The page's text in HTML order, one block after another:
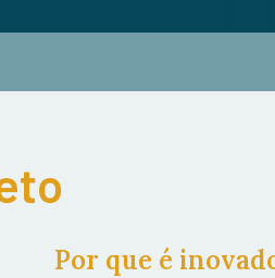
Por que é